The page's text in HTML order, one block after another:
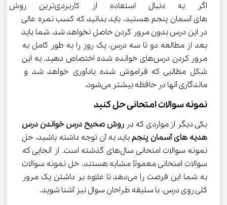
اگر به دنبال استفاده از
‌های آسمان پنجم هستید، باید بدانید که کسب نمره عالی
در این درس بدون مرور کردن حاصل نخواهد شد. شما باید
بعد از مطالعه دو تا سه درس، یک روز را به طور کامل به
مرور کردن درس‌های خوانده شده اختصاص دهید. به این
شکل مطالبی که فراموش شده یادآوری خواهد شد و
ماندگاری آنها در حافظه بیشتر می‌شود.
نمونه سوالات امتحانی حل کنید
یکی دیگر از مواردی که در روش صحیح درس خواندن درس
هدیه ‌های آسمان
پنجم باید به آن توجه داشته باشید، حل
نمونه سوالات امتحانی سال‌های گذشته است. از آنجایی که
سوالات امتحانی معمولاً مشابه هستند، حل نمونه سوالات
به شما این فرصت را می‌دهد تا علاوه بر داشتن یک مرور
کلی روی درس، با سلیقه طراحان سوال نیز آشنا شوید.